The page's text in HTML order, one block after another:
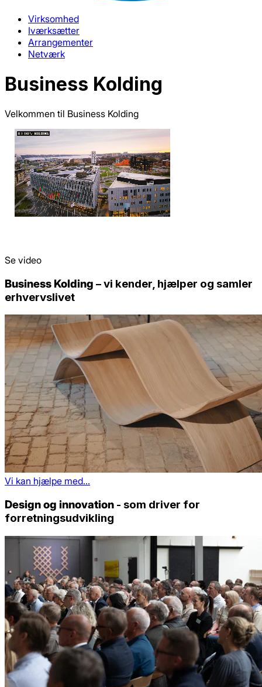
Virksomhed
Iværksætter
Arrangementer
Netværk
Business Kolding
Velkommen til Business Kolding
Se video
Business Kolding – vi kender, hjælper og samler
erhvervslivet
Vi kan hjælpe med...
Design og innovation - som driver for
forretningsudvikling